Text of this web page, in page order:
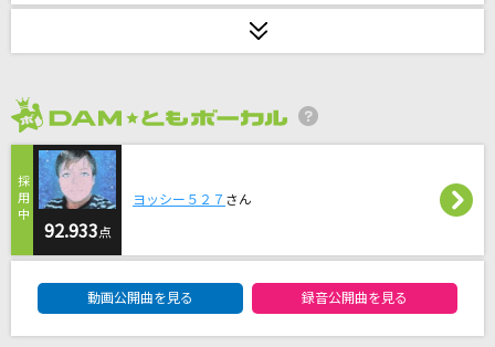
[生音]雨と僕の話
TM NETWORK(TMN)
金木犀 feat.Ado
[生音]水平線
back number
92.933点
ヨッシー５２７ さん
動画公開曲を見る 録音公開曲を見る